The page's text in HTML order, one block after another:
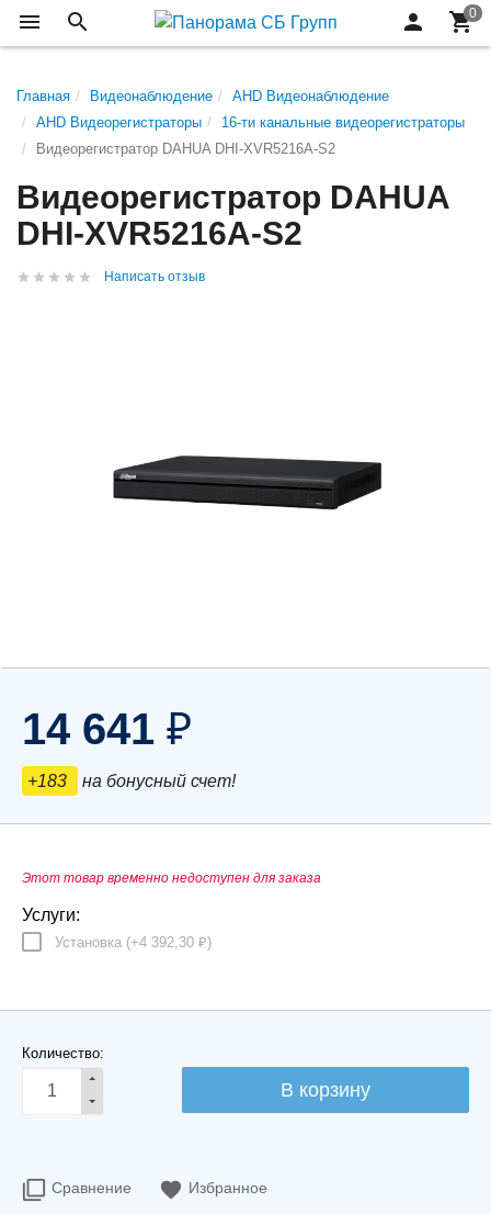
Главная Видеонаблюдение
AHD Видеонаблюдение
AHD Видеорегистраторы
16-ти канальные видеорегистраторы
Видеорегистратор DAHUA DHI-XVR5216A-S2
Видеорегистратор DAHUA
DHI-XVR5216A-S2
Написать отзыв
14 641 ₽
+183 на бонусный счет!
Этот товар временно недоступен для заказа
Услуги:
Установка (+4 392,30 ₽)
Количество:
Сравнение Избранное